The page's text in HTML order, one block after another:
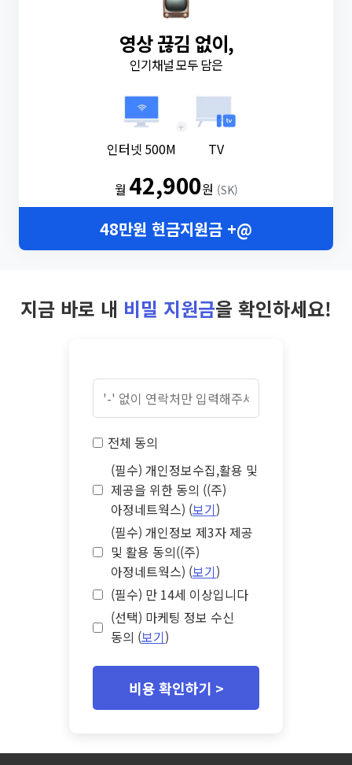
영상 끊김 없이,
인기채널 모두 담은
인터넷 500M
+
TV
월 42,900원 (SK)
48만원 현금지원금 +@
지금 바로 내 비밀 지원금을 확인하세요!
전체 동의
(필수) 개인정보수집,활용 및
제공을 위한 동의 ((주)
아정네트웍스) (보기)
(필수) 개인정보 제3자 제공
및 활용 동의((주)
아정네트웍스) (보기)
(필수) 만 14세 이상입니다
(선택) 마케팅 정보 수신
동의 (보기)
비용 확인하기 >